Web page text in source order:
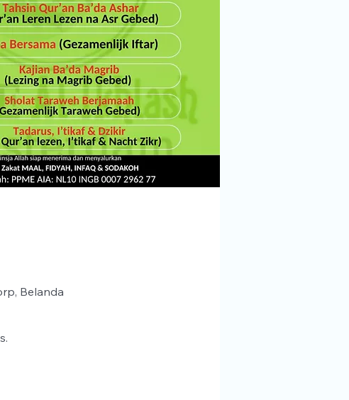
Belanda